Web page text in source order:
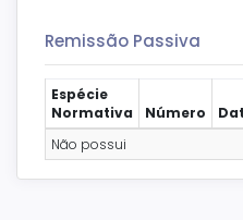
Remissão Passiva
Espécie
Normativa
Número
Não possui